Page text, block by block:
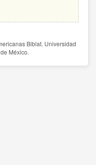
Biblat. Universidad
México.